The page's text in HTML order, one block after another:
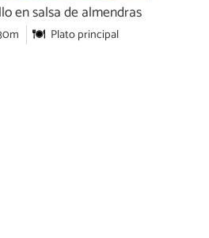
en salsa de almendras
Plato principal